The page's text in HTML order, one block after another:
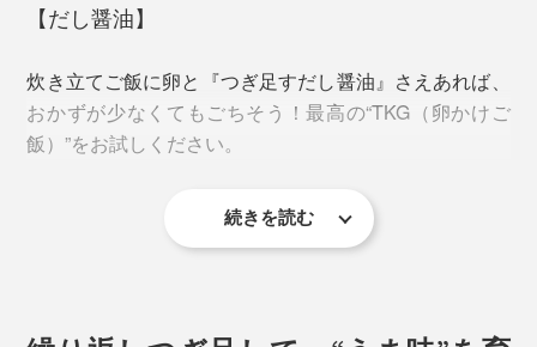
「だし酢」には、無添加の米酢を使用。宗田節・かつお
節の成分が、酸味のカドを取ってくれるから、まろやか
な味わい。
炊きたてご飯と「だし酢」の相性にも驚きます。酸味よ
り、ダシの旨味や香りが強く感じられ、高級ふりかけの
瓶に詰まった「宗田節」は、1912年（大正元年）から
【だし醤油】
炊き立てご飯に卵と『つぎ足すだし醤油』さえあれば、
おかずが少なくてもごちそう！最高の“TKG（卵かけご
飯）”をお試しください。
続きを読む